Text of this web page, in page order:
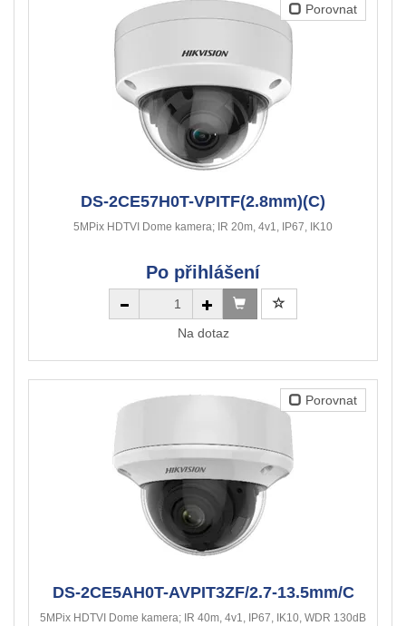
Porovnat
DS-2CE57H0T-VPITF(2.8mm)(C)
5MPix HDTVI Dome kamera; IR 20m, 4v1, IP67, IK10
Po přihlášení
Na dotaz
Porovnat
DS-2CE5AH0T-AVPIT3ZF/2.7-13.5mm/C
5MPix HDTVI Dome kamera; IR 40m, 4v1, IP67, IK10, WDR 130dB